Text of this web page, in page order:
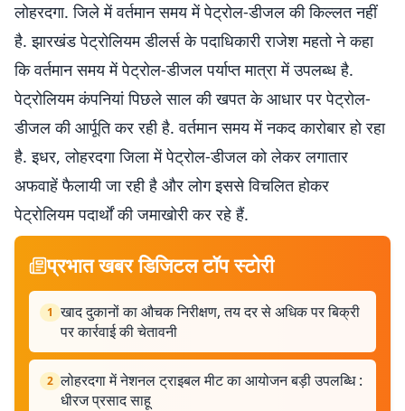
लोहरदगा. जिले में वर्तमान समय में पेट्रोल-डीजल की किल्लत नहीं
है. झारखंड पेट्रोलियम डीलर्स के पदाधिकारी राजेश महतो ने कहा
कि वर्तमान समय में पेट्रोल-डीजल पर्याप्त मात्रा में उपलब्ध है.
पेट्रोलियम कंपनियां पिछले साल की खपत के आधार पर पेट्रोल-
डीजल की आर्पूति कर रही है. वर्तमान समय में नकद कारोबार हो रहा
है. इधर, लोहरदगा जिला में पेट्रोल-डीजल को लेकर लगातार
अफवाहें फैलायी जा रही है और लोग इससे विचलित होकर
पेट्रोलियम पदार्थों की जमाखोरी कर रहे हैं.
प्रभात खबर डिजिटल टॉप स्टोरी
1 खाद दुकानों का औचक निरीक्षण, तय दर से अधिक पर बिक्री
पर कार्रवाई की चेतावनी
2 लोहरदगा में नेशनल ट्राइबल मीट का आयोजन बड़ी उपलब्धि :
धीरज प्रसाद साहू